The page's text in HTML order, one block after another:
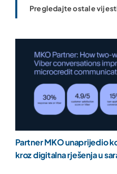
Pregledajte ostale
Partner MKO unaprijedio
kroz digitalna rješenja u